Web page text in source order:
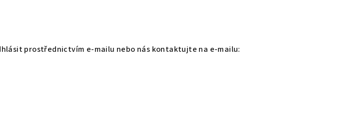
prostřednictvím e-mailu nebo nás kontaktujte na e-mailu: